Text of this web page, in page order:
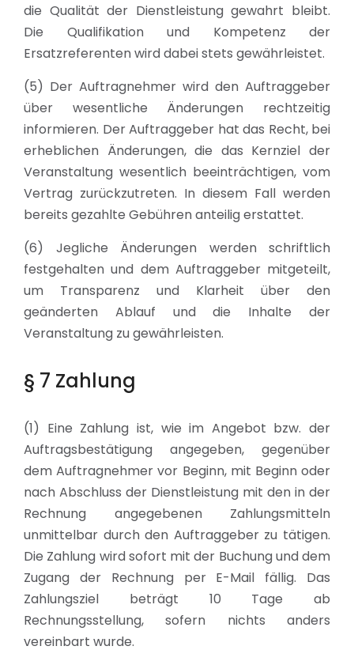
die Qualität der Dienstleistung gewahrt bleibt.
Die Qualifikation und Kompetenz der
Ersatzreferenten wird dabei stets gewährleistet.
(5) Der Auftragnehmer wird den Auftraggeber
über wesentliche Änderungen rechtzeitig
informieren. Der Auftraggeber hat das Recht, bei
erheblichen Änderungen, die das Kernziel der
Veranstaltung wesentlich beeinträchtigen, vom
Vertrag zurückzutreten. In diesem Fall werden
bereits gezahlte Gebühren anteilig erstattet.
(6) Jegliche Änderungen werden schriftlich
festgehalten und dem Auftraggeber mitgeteilt,
um Transparenz und Klarheit über den
geänderten Ablauf und die Inhalte der
Veranstaltung zu gewährleisten.
§ 7 Zahlung
(1) Eine Zahlung ist, wie im Angebot bzw. der
Auftragsbestätigung angegeben, gegenüber
dem Auftragnehmer vor Beginn, mit Beginn oder
nach Abschluss der Dienstleistung mit den in der
Rechnung angegebenen Zahlungsmitteln
unmittelbar durch den Auftraggeber zu tätigen.
Die Zahlung wird sofort mit der Buchung und dem
Zugang der Rechnung per E-Mail fällig. Das
Zahlungsziel beträgt 10 Tage ab
Rechnungsstellung, sofern nichts anders
vereinbart wurde.